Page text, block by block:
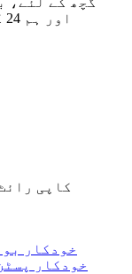
اور ہم 24 گھنٹوں کے اندر رابطے میں رہیں گے۔
© کاپی رائٹ - 2010-2023: جملہ حقوق
خودکار
خودکار